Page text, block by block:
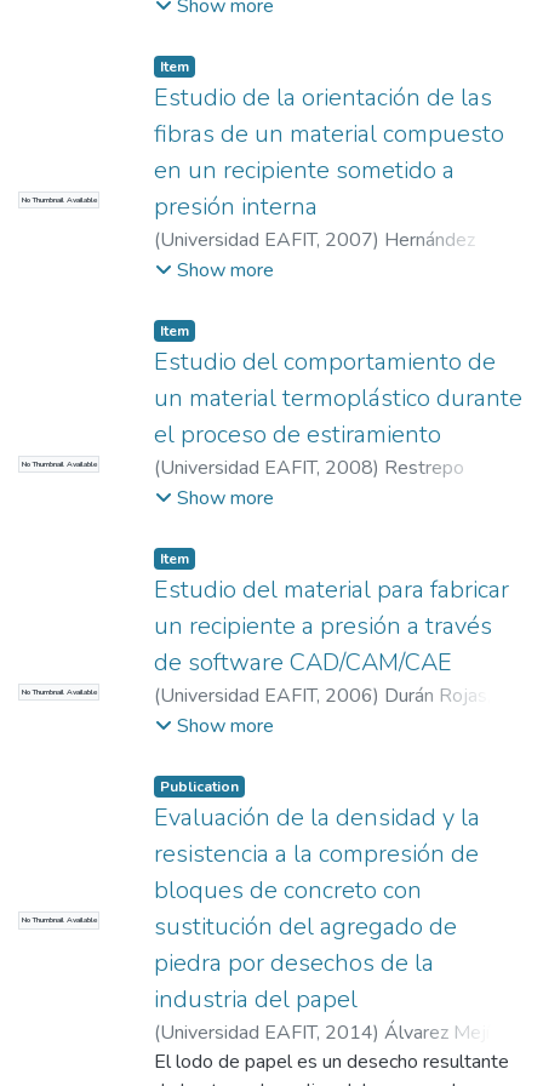
diseño de la estructura y pruebas de
inyección de resinas, para asegurar el
proceso ideal, sin pierde el enfoque en el
desarrollo del producto como tal.
Show more
No Thumbnail Available
Item
Estudio de la orientación de las
fibras de un material compuesto
en un recipiente sometido a
presión interna
(Universidad EAFIT, 2007) Hernández
Navarro, Rafael Iván
Show more
No Thumbnail Available
Item
Estudio del comportamiento de
un material termoplástico durante
el proceso de estiramiento
(Universidad EAFIT, 2008) Restrepo
Montoya, José Hernán
Show more
No Thumbnail Available
Item
Estudio del material para fabricar
un recipiente a presión a través
de software CAD/CAM/CAE
(Universidad EAFIT, 2006) Durán Rojas,
Sergio;Sánchez Zuluaga, Carlos Andrés
Show more
No Thumbnail Available
Publication
Evaluación de la densidad y la
resistencia a la compresión de
bloques de concreto con
sustitución del agregado de
piedra por desechos de la
industria del papel
(Universidad EAFIT, 2014) Álvarez Mejía,
Daniela ;Valencia García, Marco
El lodo de papel es un desecho resultante